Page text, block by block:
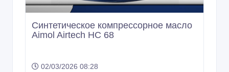
Синтетическое компрессорное масло
Aimol Airtech HC 68
02/03/2026 08:28